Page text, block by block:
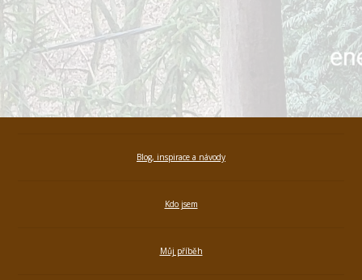
Blog, inspirace a návody
Kdo jsem
Můj příběh